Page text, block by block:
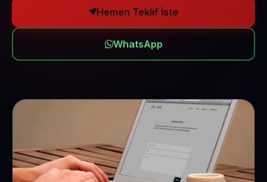
Hemen Teklif İste
WhatsApp